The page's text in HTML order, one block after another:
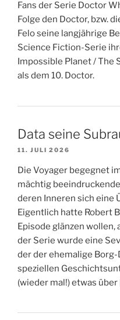
Fans der Serie Doctor
Folge den Doctor, bzw.
Felo seine langjährige
Science Fiction-Serie
Impossible Planet / The
als dem 10. Doctor.
Data seine
11. JULI 2026
Die Voyager begegnet
mächtig
deren Inneren sich eine
Eigentlich hatte Robert
Episode glänzen wollen,
der Serie wurde eine
der der ehemalige
speziellen
(wieder mal!) etwas über